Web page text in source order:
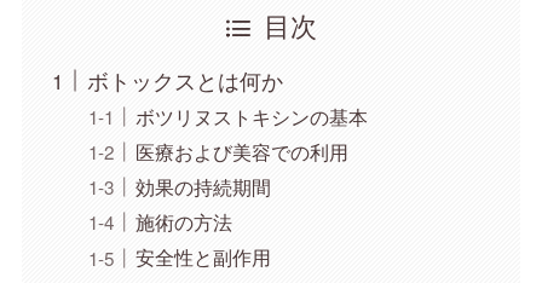
目次
ボトックスとは何か
ボツリヌストキシンの基本
医療および美容での利用
効果の持続期間
施術の方法
安全性と副作用